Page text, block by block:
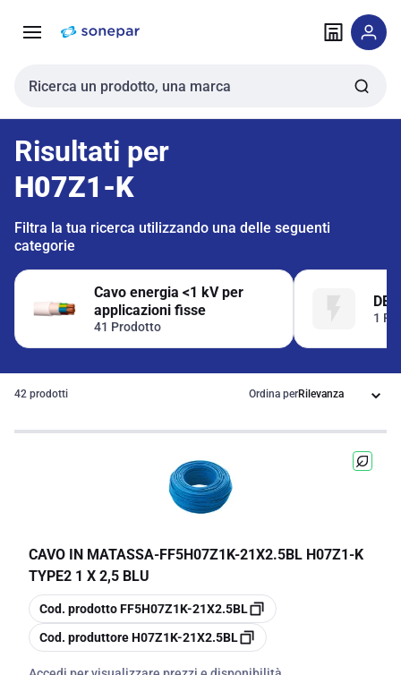
navigazione alla
Cerca input
Risultati per
H07Z1-K
Filtra la tua ricerca utilizzando una delle seguenti
categorie
Cavo energia <1 kV per
applicazioni fisse
41 Prodotto
1
42 prodotti Ordina per
CAVO IN MATASSA-FF5H07Z1K-21X2.5BL H07Z1-K
TYPE2 1 X 2,5 BLU
copia
Cod. prodottoFF5H07Z1K-21X2.5BL
copia
Cod. produttoreH07Z1K-21X2.5BL